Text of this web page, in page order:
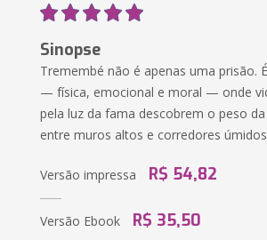
Sinopse
Tremembé não é apenas uma prisão.
— física, emocional e moral — onde
pela luz da fama descobrem o peso
entre muros altos e corredores
Versão impressa R$ 54,82
Versão Ebook R$ 35,50